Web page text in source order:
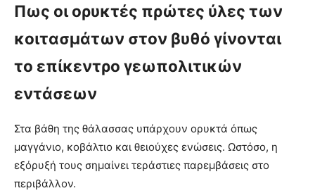
Πως οι ορυκτές πρώτες ύλες των
κοιτασμάτων στον βυθό γίνονται
το επίκεντρο γεωπολιτικών
εντάσεων
Στα βάθη της θάλασσας υπάρχουν ορυκτά όπως
μαγγάνιο, κοβάλτιο και θειούχες ενώσεις. Ωστόσο, η
εξόρυξή τους σημαίνει τεράστιες παρεμβάσεις στο
περιβάλλον.